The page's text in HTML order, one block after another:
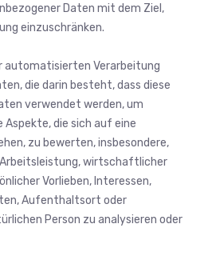
Daten mit dem Ziel,
einzuschränken.
automatisierten Verarbeitung
die darin besteht, dass diese
verwendet werden, um
die sich auf eine
zu bewerten, insbesondere,
wirtschaftlicher
Vorlieben, Interessen,
Aufenthaltsort oder
Person zu analysieren oder